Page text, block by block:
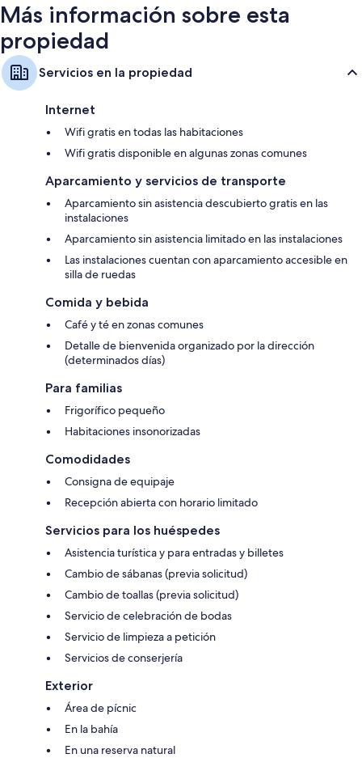
Más información sobre esta
propiedad
Servicios en la propiedad
Internet
Wifi gratis en todas las habitaciones
Wifi gratis disponible en algunas zonas comunes
Aparcamiento y servicios de transporte
Aparcamiento sin asistencia descubierto gratis en las
instalaciones
Aparcamiento sin asistencia limitado en las instalaciones
Las instalaciones cuentan con aparcamiento accesible en
silla de ruedas
Comida y bebida
Café y té en zonas comunes
Detalle de bienvenida organizado por la dirección
(determinados días)
Para familias
Frigorífico pequeño
Habitaciones insonorizadas
Comodidades
Consigna de equipaje
Recepción abierta con horario limitado
Servicios para los huéspedes
Asistencia turística y para entradas y billetes
Cambio de sábanas (previa solicitud)
Cambio de toallas (previa solicitud)
Servicio de celebración de bodas
Servicio de limpieza a petición
Servicios de conserjería
Exterior
Área de pícnic
En la bahía
En una reserva natural